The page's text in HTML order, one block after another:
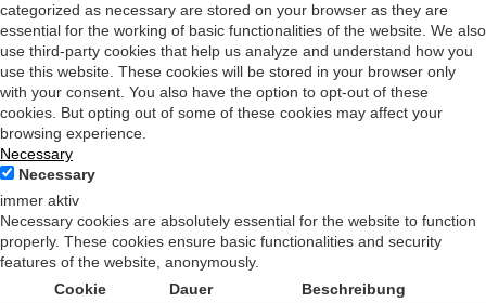
categorized as necessary are stored on your browser as they are
essential for the working of basic functionalities of the website. We also
use third-party cookies that help us analyze and understand how you
use this website. These cookies will be stored in your browser only
with your consent. You also have the option to opt-out of these
cookies. But opting out of some of these cookies may affect your
browsing experience.
Necessary
Necessary
immer aktiv
Necessary cookies are absolutely essential for the website to function
properly. These cookies ensure basic functionalities and security
features of the website, anonymously.
Cookie
Dauer Beschreibung